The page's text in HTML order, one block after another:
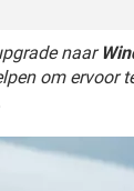
naar
om ervoor